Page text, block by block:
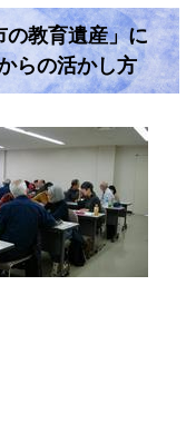
教育遺産」に
らの活かし方